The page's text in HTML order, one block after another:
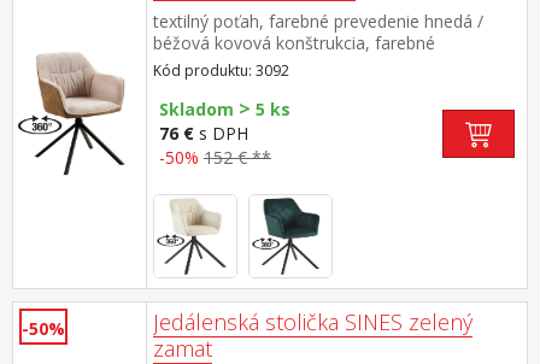
textilný poťah, farebné prevedenie hnedá /
béžová kovová konštrukcia, farebné
prevedenie čierna otočná o 360 stupňov
Kód produktu: 3092
Skladom > 5 ks
76 € s DPH
-50% 152 € **
-50%
Jedálenská stolička SINES zelený
zamat